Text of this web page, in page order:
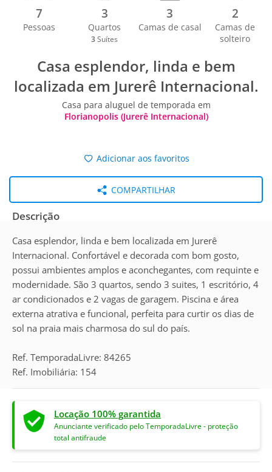
7
Pessoas
3
Quartos
3 Suítes
3
Camas de casal
2
Camas de
solteiro
Casa esplendor, linda e bem
localizada em Jurerê Internacional.
Casa para aluguel de temporada em
Florianopolis (Jurerê Internacional)
Adicionar aos favoritos
COMPARTILHAR
Descrição
Casa esplendor, linda e bem localizada em Jurerê
Internacional. Confortável e decorada com bom gosto,
possui ambientes amplos e aconchegantes, com requinte e
modernidade. São 3 quartos, sendo 3 suites, 1 escritório, 4
ar condicionados e 2 vagas de garagem. Piscina e área
externa atrativa e funcional, perfeita para curtir os dias de
sol na praia mais charmosa do sul do país.
Ref. TemporadaLivre: 84265
Ref. Imobiliária: 154
Locação 100% garantida
Anunciante verificado pelo TemporadaLivre - proteção
total antifraude